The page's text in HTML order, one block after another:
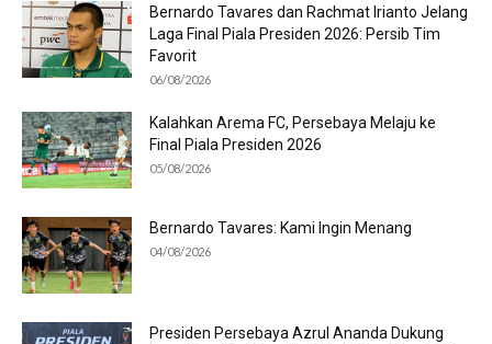
Bernardo Tavares dan Rachmat Irianto Jelang
Laga Final Piala Presiden 2026: Persib Tim
Favorit
06/08/2026
Kalahkan Arema FC, Persebaya Melaju ke
Final Piala Presiden 2026
05/08/2026
Bernardo Tavares: Kami Ingin Menang
04/08/2026
Presiden Persebaya Azrul Ananda Dukung